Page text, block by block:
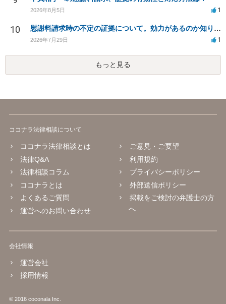
2026年8月5日 1
10 慰謝料請求時の不定の証拠について。効力があるのか知りたい。
2026年7月29日 1
もっと見る
ココナラ法律相談について
ココナラ法律相談とは
法律Q&A
法律相談コラム
ココナラとは
よくあるご質問
運営へのお問い合わせ
ご意見・ご要望
利用規約
プライバシーポリシー
外部送信ポリシー
掲載をご検討の弁護士の方
へ
会社情報
運営会社
採用情報
© 2016 coconala Inc.